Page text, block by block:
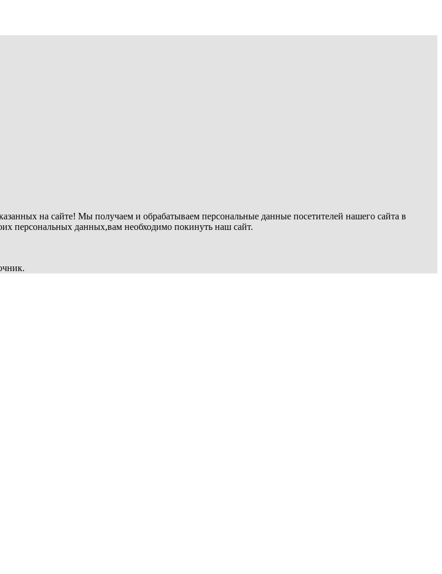
на сайте! Мы получаем и обрабатываем персональные данные посетителей нашего сайта в
персональных данных,вам необходимо покинуть наш сайт.